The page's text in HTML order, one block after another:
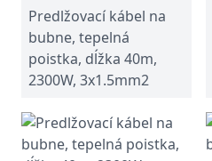
Predlžovací kábel na
bubne, tepelná
poistka, dĺžka 40m,
2300W, 3x1.5mm2